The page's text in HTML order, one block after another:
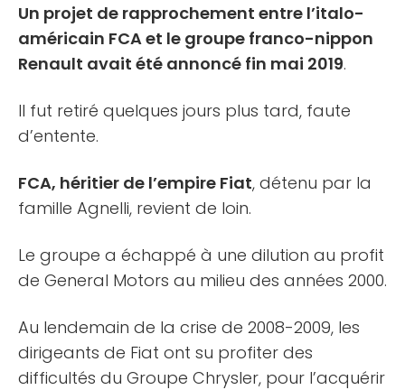
Un projet de rapprochement entre l’italo-
américain FCA et le groupe franco-nippon
Renault avait été annoncé fin mai 2019.
Il fut retiré quelques jours plus tard, faute
d’entente.
FCA, héritier de l’empire Fiat, détenu par la
famille Agnelli, revient de loin.
Le groupe a échappé à une dilution au profit
de General Motors au milieu des années 2000.
Au lendemain de la crise de 2008-2009, les
dirigeants de Fiat ont su profiter des
difficultés du Groupe Chrysler, pour l’acquérir